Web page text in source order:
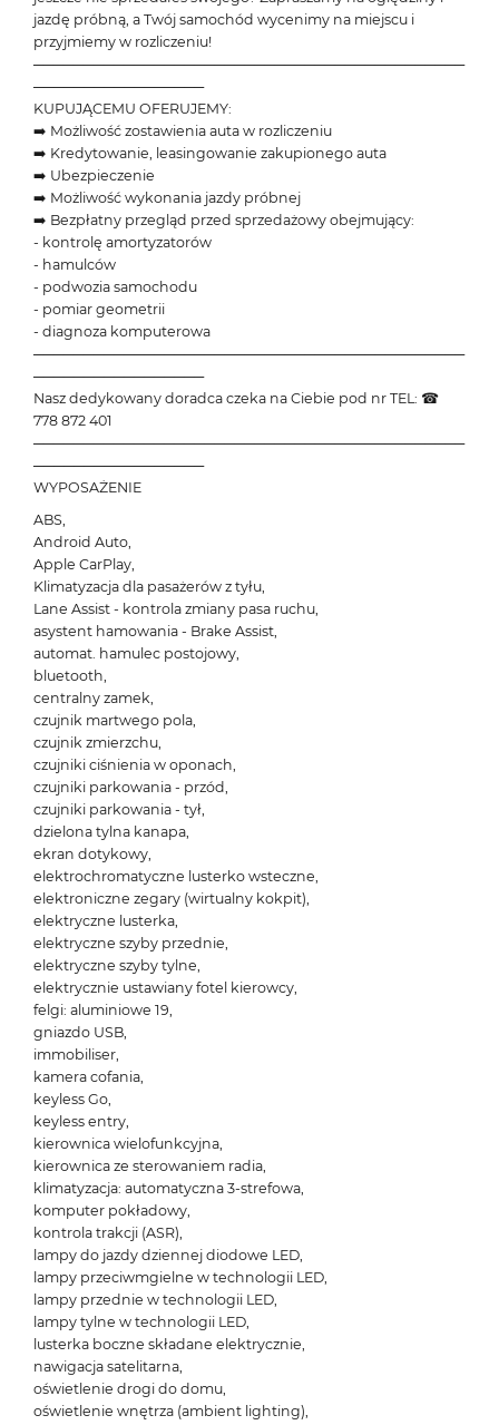
jazdę próbną, a Twój samochód wycenimy na miejscu i
przyjmiemy w rozliczeniu!
───────────────────────────────────────────
─────────────────
KUPUJĄCEMU OFERUJEMY:
➡️ Możliwość zostawienia auta w rozliczeniu
➡️ Kredytowanie, leasingowanie zakupionego auta
➡️ Ubezpieczenie
➡️ Możliwość wykonania jazdy próbnej
➡️ Bezpłatny przegląd przed sprzedażowy obejmujący:
- kontrolę amortyzatorów
- hamulców
- podwozia samochodu
- pomiar geometrii
- diagnoza komputerowa
───────────────────────────────────────────
─────────────────
Nasz dedykowany doradca czeka na Ciebie pod nr TEL: ☎
778 872 401
───────────────────────────────────────────
─────────────────
WYPOSAŻENIE
ABS,
Android Auto,
Apple CarPlay,
Klimatyzacja dla pasażerów z tyłu,
Lane Assist - kontrola zmiany pasa ruchu,
asystent hamowania - Brake Assist,
automat. hamulec postojowy,
bluetooth,
centralny zamek,
czujnik martwego pola,
czujnik zmierzchu,
czujniki ciśnienia w oponach,
czujniki parkowania - przód,
czujniki parkowania - tył,
dzielona tylna kanapa,
ekran dotykowy,
elektrochromatyczne lusterko wsteczne,
elektroniczne zegary (wirtualny kokpit),
elektryczne lusterka,
elektryczne szyby przednie,
elektryczne szyby tylne,
elektrycznie ustawiany fotel kierowcy,
felgi: aluminiowe 19,
gniazdo USB,
immobiliser,
kamera cofania,
keyless Go,
keyless entry,
kierownica wielofunkcyjna,
kierownica ze sterowaniem radia,
klimatyzacja: automatyczna 3-strefowa,
komputer pokładowy,
kontrola trakcji (ASR),
lampy do jazdy dziennej diodowe LED,
lampy przeciwmgielne w technologii LED,
lampy przednie w technologii LED,
lampy tylne w technologii LED,
lusterka boczne składane elektrycznie,
nawigacja satelitarna,
oświetlenie drogi do domu,
oświetlenie wnętrza (ambient lighting),